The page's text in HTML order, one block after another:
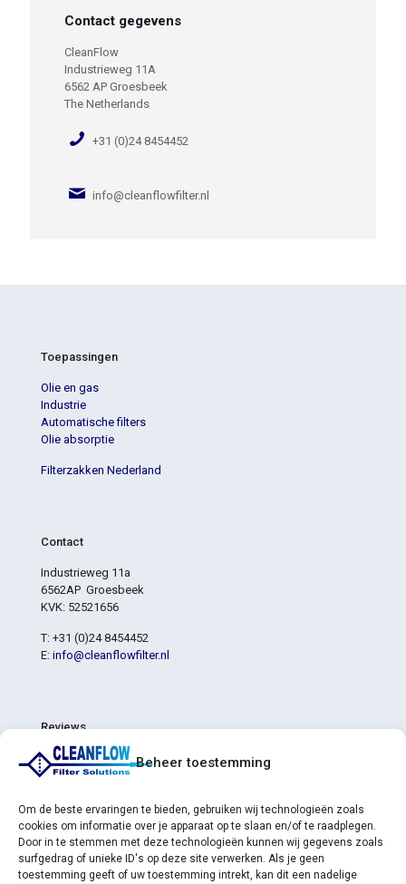
Beheer toestemming
Om de beste ervaringen te bieden, gebruiken wij technologieën zoals
cookies om informatie over je apparaat op te slaan en/of te raadplegen.
Door in te stemmen met deze technologieën kunnen wij gegevens zoals
surfgedrag of unieke ID's op deze site verwerken. Als je geen
toestemming geeft of uw toestemming intrekt, kan dit een nadelige
Contact gegevens
CleanFlow
Industrieweg 11A
6562 AP Groesbeek
The Netherlands
+31 (0)24 8454452
info@cleanflowfilter.nl
Toepassingen
Olie en gas
Industrie
Automatische filters
Olie absorptie
Filterzakken Nederland
Contact
Industrieweg 11a
6562AP Groesbeek
KVK: 52521656
T: +31 (0)24 8454452
E: info@cleanflowfilter.nl
Reviews
4,8
4,8 van de 5 sterren (gebaseerd op 6 reviews)
Heel goed
Gemiddeld
0%
0%
Verschrikkelijk
0%